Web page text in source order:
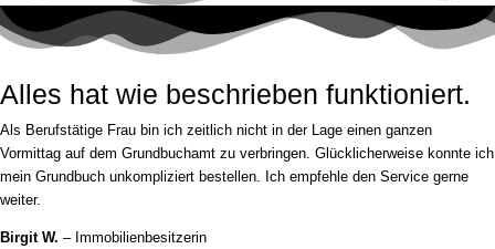
Alles hat wie beschrieben funktioniert.
Als Berufstätige Frau bin ich zeitlich nicht in der Lage einen ganzen
Vormittag auf dem Grundbuchamt zu verbringen. Glücklicherweise konnte ich
mein Grundbuch unkompliziert bestellen. Ich empfehle den Service gerne
weiter.
Birgit W. – Immobilienbesitzerin